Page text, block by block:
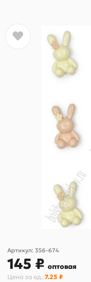
Артикул: 356-674
145 ₽ оптовая
Цена за ед.:7.25 ₽